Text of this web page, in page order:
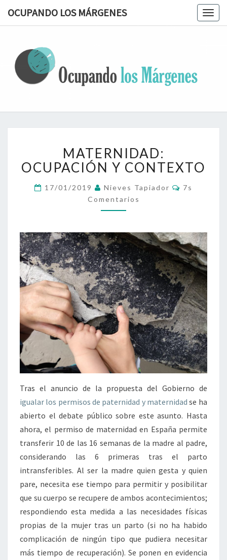
OCUPANDO LOS MÁRGENES
Terapia
Ocupacional
OCUPACIÓN
Y
CONTEXTO
MATERNIDAD:
OCUPACIÓN Y CONTEXTO
17/01/2019 Nieves Tapiador
7s
Comentarios
Tras el anuncio de la propuesta del Gobierno de
igualar los permisos de paternidad y maternidad se ha
abierto el debate público sobre este asunto. Hasta
ahora, el permiso de maternidad en España permite
transferir 10 de las 16 semanas de la madre al padre,
considerando las 6 primeras tras el parto
intransferibles. Al ser la madre quien gesta y quien
pare, necesita ese tiempo para permitir y posibilitar
que su cuerpo se recupere de ambos acontecimientos;
respondiendo esta medida a las necesidades físicas
propias de la mujer tras un parto (si no ha habido
complicación de ningún tipo que pudiera necesitar
más tiempo de recuperación). Se ponen en evidencia